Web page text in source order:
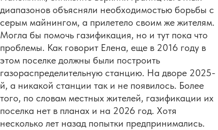
диапазонов объясняли необходимостью борьбы с
серым майнингом, а прилетело своим же жителям.
Могла бы помочь газификация, но и тут пока что
проблемы. Как говорит Елена, еще в 2016 году в
этом поселке должны были построить
газораспределительную станцию. На дворе 2025-
й, а никакой станции так и не появилось. Более
того, по словам местных жителей, газификации их
поселка нет в планах и на 2026 год. Хотя
несколько лет назад попытки предпринимались.